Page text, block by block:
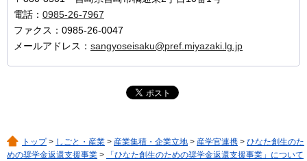
電話： 0985-26-7967
ファクス：0985-26-0047
メールアドレス： sangyoseisaku@pref.miyazaki.lg.jp
トップ> しごと・産業 > 産業集積・企業立地 > 産学官連携 > ひなた創生のた
めの奨学金返還支援事業 >
「ひなた創生のための奨学金返還支援事業」について